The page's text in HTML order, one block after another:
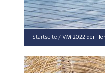
Startseite/VM 2022 der